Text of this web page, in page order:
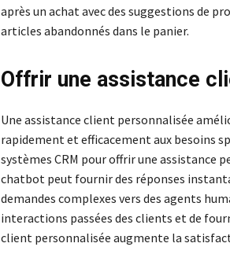
après un achat avec des suggestions de
articles abandonnés dans le panier.
Offrir une assistance
Une assistance client personnalisée
rapidement et efficacement aux besoins
systèmes CRM pour offrir une assistance
chatbot peut fournir des réponses
demandes complexes vers des agents
interactions passées des clients et de
client personnalisée augmente la